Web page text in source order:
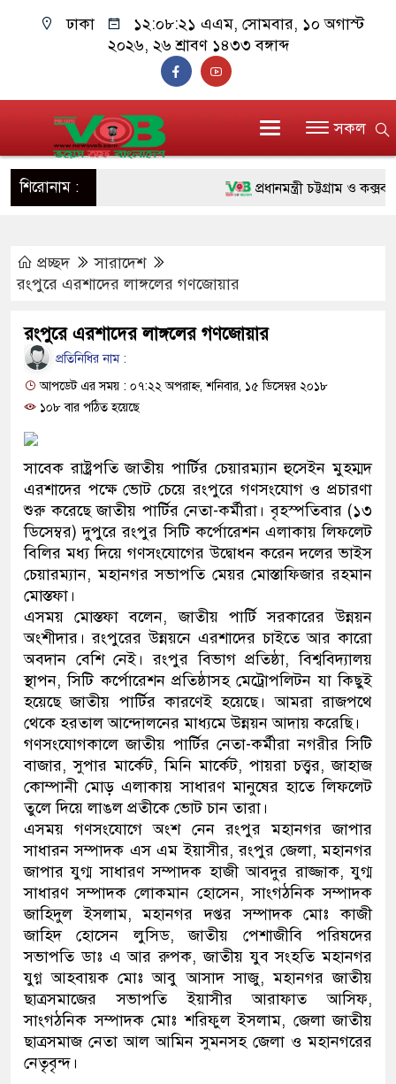
ঢাকা ১২:০৮:২২ এএম, সোমবার, ১০ অগাস্ট
২০২৬, ২৬ শ্রাবণ ১৪৩৩ বঙ্গাব্দ
সকল
শিরোনাম : প্রধানমন্ত্রী চট্টগ্রাম ও
দাঁড়াবে : ডা. জুবাইদা রহমান
ফ্যাসিবাদবিরোধী আন্দোলনে
সিল-স্বাক্ষর জালিয়াতি চক্রের পাঁচ
উদ্ধার
জনগণ পরিবর্তন চেয়েছে
মিরপুর মডেল থানার
মাদক কারবারি গ্রেফতার
২৮ লাখ টাকার জাল নোটসহ
থানা পুলিশ
যেকোনো সময় বেনজীরের
নেতৃত্ব ও গণতন্ত্রের মূর্তমান
প্রচ্ছদ
সারাদেশ
রংপুরে এরশাদের লাঙ্গলের গণজোয়ার
রংপুরে এরশাদের লাঙ্গলের গণজোয়ার
প্রতিনিধির নাম :
আপডেট এর সময় : ০৭:২২ অপরাহ্ন, শনিবার, ১৫ ডিসেম্বর ২০১৮
১০৮ বার পঠিত হয়েছে
সাবেক রাষ্ট্রপতি জাতীয় পার্টির চেয়ারম্যান হুসেইন মুহম্মদ
এরশাদের পক্ষে ভোট চেয়ে রংপুরে গণসংযোগ ও প্রচারণা
শুরু করেছে জাতীয় পার্টির নেতা-কর্মীরা। বৃহস্পতিবার (১৩
ডিসেম্বর) দুপুরে রংপুর সিটি কর্পোরেশন এলাকায় লিফলেট
বিলির মধ্য দিয়ে গণসংযোগের উদ্বোধন করেন দলের ভাইস
চেয়ারম্যান, মহানগর সভাপতি মেয়র মোস্তাফিজার রহমান
মোস্তফা।
এসময় মোস্তফা বলেন, জাতীয় পার্টি সরকারের উন্নয়ন
অংশীদার। রংপুরের উন্নয়নে এরশাদের চাইতে আর কারো
অবদান বেশি নেই। রংপুর বিভাগ প্রতিষ্ঠা, বিশ্ববিদ্যালয়
স্থাপন, সিটি কর্পোরেশন প্রতিষ্ঠাসহ মেট্রোপলিটন যা কিছুই
হয়েছে জাতীয় পার্টির কারণেই হয়েছে। আমরা রাজপথে
থেকে হরতাল আন্দোলনের মাধ্যমে উন্নয়ন আদায় করেছি।
গণসংযোগকালে জাতীয় পার্টির নেতা-কর্মীরা নগরীর সিটি
বাজার, সুপার মার্কেট, মিনি মার্কেট, পায়রা চত্ত্বর, জাহাজ
কোম্পানী মোড় এলাকায় সাধারণ মানুষের হাতে লিফলেট
তুলে দিয়ে লাঙল প্রতীকে ভোট চান তারা।
এসময় গণসংযোগে অংশ নেন রংপুর মহানগর জাপার
সাধারন সম্পাদক এস এম ইয়াসীর, রংপুর জেলা, মহানগর
জাপার যুগ্ম সাধারণ সম্পাদক হাজী আবদুর রাজ্জাক, যুগ্ম
সাধারণ সম্পাদক লোকমান হোসেন, সাংগঠনিক সম্পাদক
জাহিদুল ইসলাম, মহানগর দপ্তর সম্পাদক মোঃ কাজী
জাহিদ হোসেন লুসিড, জাতীয় পেশাজীবি পরিষদের
সভাপতি ডাঃ এ আর রুপক, জাতীয় যুব সংহতি মহানগর
যুগ্ন আহবায়ক মোঃ আবু আসাদ সাজু, মহানগর জাতীয়
ছাত্রসমাজের সভাপতি ইয়াসীর আরাফাত আসিফ,
সাংগঠনিক সম্পাদক মোঃ শরিফুল ইসলাম, জেলা জাতীয়
ছাত্রসমাজ নেতা আল আমিন সুমনসহ জেলা ও মহানগরের
নেতৃবৃন্দ।